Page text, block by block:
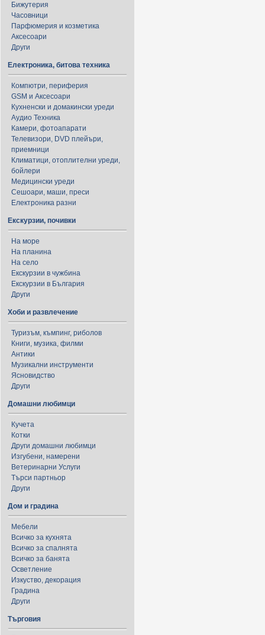
Бижутерия
Часовници
Парфюмерия и козметика
Аксесоари
Други
Електроника, битова техника
Компютри, периферия
GSM и Аксесоари
Кухненски и домакински уреди
Аудио Техника
Камери, фотоапарати
Телевизори, DVD плейъри,
приемници
Климатици, отоплителни уреди,
бойлери
Медицински уреди
Сешоари, маши, преси
Електроника разни
Екскурзии, почивки
На море
На планина
На село
Екскурзии в чужбина
Екскурзии в България
Други
Хоби и развлечение
Туризъм, къмпинг, риболов
Книги, музика, филми
Антики
Музикални инструменти
Ясновидство
Други
Домашни любимци
Кучета
Котки
Други домашни любимци
Изгубени, намерени
Ветеринарни Услуги
Търси партньор
Други
Дом и градина
Мебели
Всичко за кухнята
Всичко за спалнята
Всичко за банята
Осветление
Изкуство, декорация
Градина
Други
Търговия